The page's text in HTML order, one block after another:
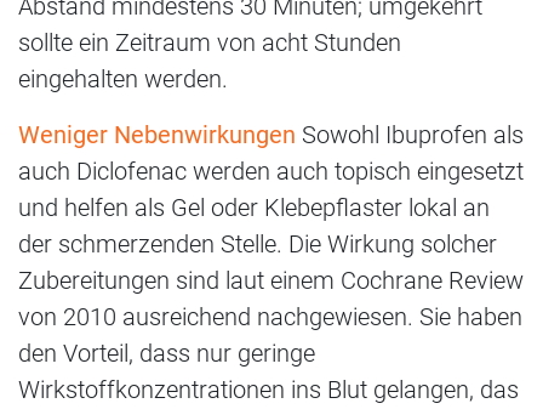
sollte ein Zeitraum von acht Stunden
eingehalten werden.
Weniger Nebenwirkungen Sowohl Ibuprofen als
auch Diclofenac werden auch topisch eingesetzt
und helfen als Gel oder Klebepflaster lokal an
der schmerzenden Stelle. Die Wirkung solcher
Zubereitungen sind laut einem Cochrane Review
von 2010 ausreichend nachgewiesen. Sie haben
den Vorteil, dass nur geringe
Wirkstoffkonzentrationen ins Blut gelangen, das